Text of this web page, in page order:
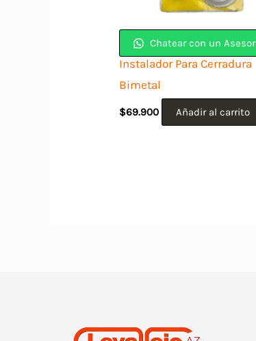
Chatear con un Asesor
Instalador Para Cerradura
Bimetal
$69.900 Añadir al carrito